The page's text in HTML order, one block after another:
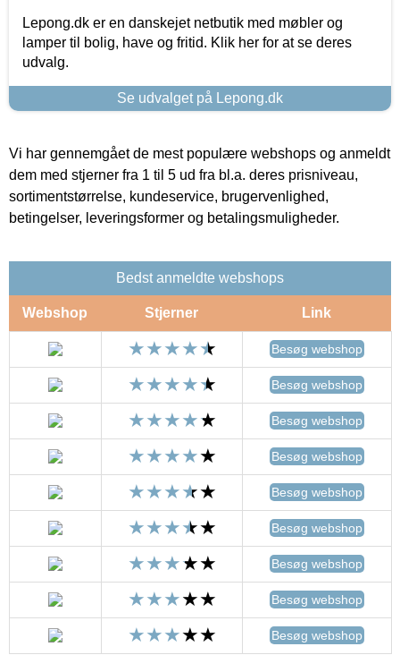
Lepong.dk er en danskejet netbutik med møbler og
lamper til bolig, have og fritid. Klik her for at se deres
udvalg.
Se udvalget på Lepong.dk
Vi har gennemgået de mest populære webshops og anmeldt
dem med stjerner fra 1 til 5 ud fra bl.a. deres prisniveau,
sortimentstørrelse, kundeservice, brugervenlighed,
betingelser, leveringsformer og betalingsmuligheder.
Bedst anmeldte webshops
Webshop Stjerner Link
Besøg webshop
Besøg webshop
Besøg webshop
Besøg webshop
Besøg webshop
Besøg webshop
Besøg webshop
Besøg webshop
Besøg webshop